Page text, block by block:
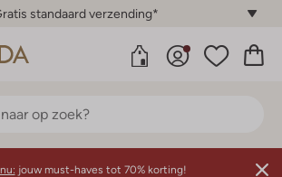
standaard verzending*
jouw must-haves tot 70% korting!